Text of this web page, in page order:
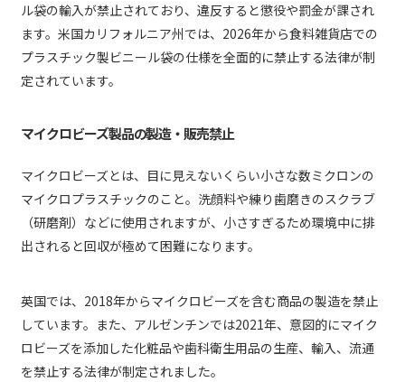
ル袋の輸入が禁止されており、違反すると懲役や罰金が課され
ます。米国カリフォルニア州では、2026年から食料雑貨店での
プラスチック製ビニール袋の仕様を全面的に禁止する法律が制
定されています。
マイクロビーズ製品の製造・販売禁止
マイクロビーズとは、目に見えないくらい小さな数ミクロンの
マイクロプラスチックのこと。洗顔料や練り歯磨きのスクラブ
（研磨剤）などに使用されますが、小さすぎるため環境中に排
出されると回収が極めて困難になります。
英国では、2018年からマイクロビーズを含む商品の製造を禁止
しています。また、アルゼンチンでは2021年、意図的にマイク
ロビーズを添加した化粧品や歯科衛生用品の生産、輸入、流通
を禁止する法律が制定されました。